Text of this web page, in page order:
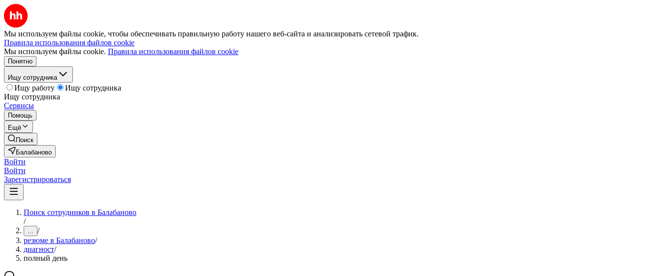
Мы используем файлы cookie, чтобы обеспечивать правильную работу нашего веб-сайта и анализировать сетевой трафик.
Правила использования файлов cookie
Мы используем файлы cookie. Правила использования файлов cookie
Понятно
Ищу сотрудника
Ищу работу
Ищу сотрудника
Ищу сотрудника
Сервисы
Помощь
Ещё
Поиск
Балабаново
Войти
Войти
Зарегистрироваться
Поиск сотрудников в Балабаново
/
... /
резюме в Балабаново/
диагност/
полный день